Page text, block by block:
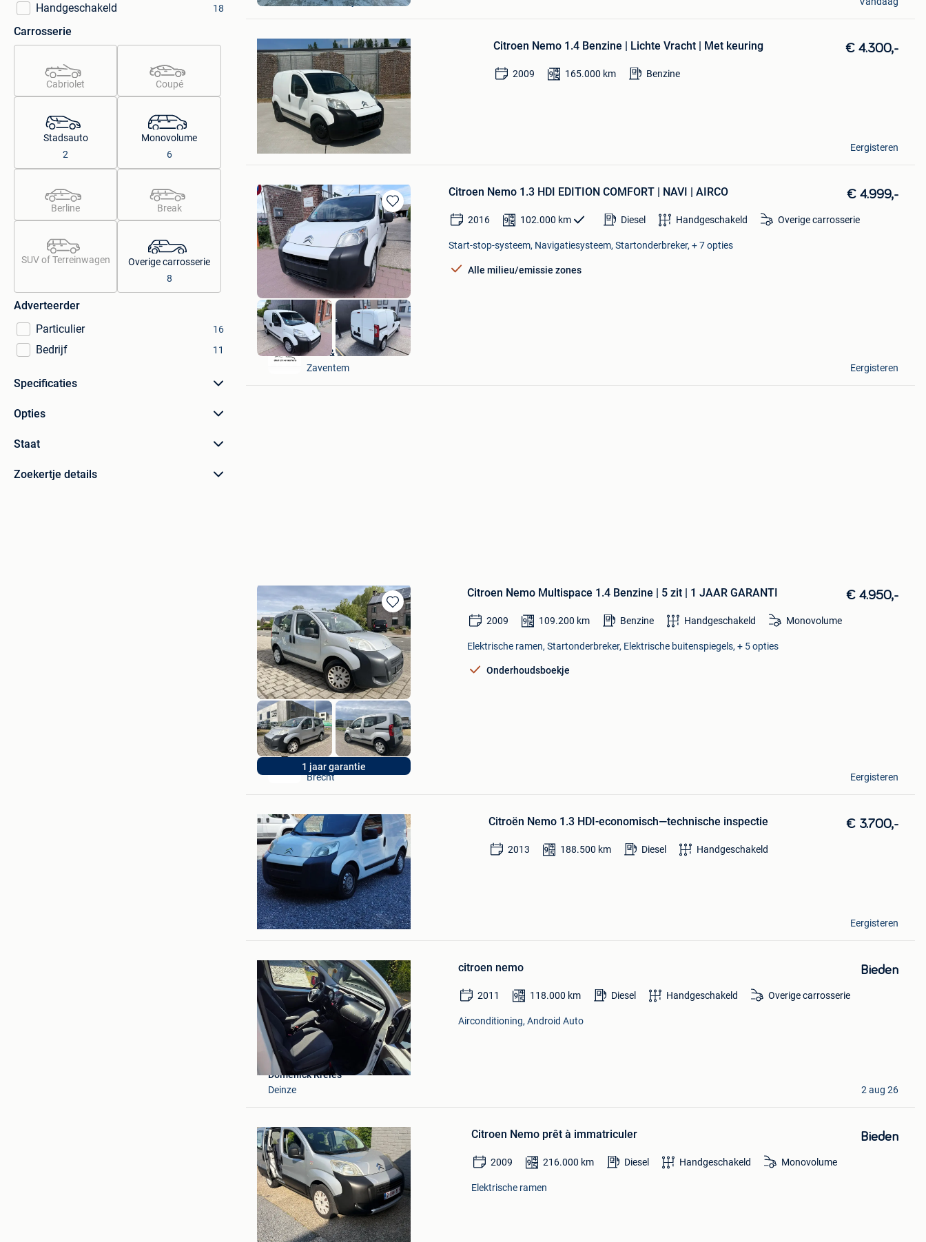
Handgeschakeld 18
Carrosserie
Cabriolet Coupé
Stadsauto
2
Monovolume
6
Berline Break
SUV of Terreinwagen
Overige carrosserie
8
Adverteerder
Particulier
16
Bedrijf 11
Specificaties
Opties
Staat
Zoekertje details
Mijn
Favorieten
Citroen Nemo 1.4 Benzine | Lichte Vracht | Met keuring € 4.300,-
2009 165.000 km Benzine
SSEML
Eergisteren
Bewaren
in
Mijn
Favorieten
Citroen Nemo 1.3 HDI EDITION COMFORT | NAVI | AIRCO € 4.999,-
2016 102.000 km Diesel Handgeschakeld Overige carrosserie
Start-stop-systeem, Navigatiesysteem, Startonderbreker, + 7 opties
Alle milieu/emissie zones
Deal & Drive Motors
Zaventem
Eergisteren
Bewaren
in
Mijn
Favorieten
1 jaar garantie
Citroen Nemo Multispace 1.4 Benzine | 5 zit | 1 JAAR GARANTI € 4.950,-
2009 109.200 km Benzine Handgeschakeld Monovolume
Elektrische ramen, Startonderbreker, Elektrische buitenspiegels, + 5 opties
Onderhoudsboekje
Rizq Occasions BV
Brecht
Eergisteren
Bewaren
in
Mijn
Favorieten
Citroën Nemo 1.3 HDI-economisch—technische inspectie € 3.700,-
2013 188.500 km Diesel Handgeschakeld
ATM Automobile
Glain & Partie Ans
Eergisteren
Bewaren
in
citroen nemo Bieden
2011 118.000 km Diesel Handgeschakeld Overige carrosserie
Airconditioning, Android Auto
Domenick Kreies
Deinze
2 aug 26
Mijn
Favorieten
Citroen Nemo prêt à immatriculer Bieden
2009 216.000 km Diesel Handgeschakeld Monovolume
Elektrische ramen